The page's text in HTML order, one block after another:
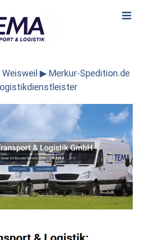
▶︎ Merkur-Spedition.de